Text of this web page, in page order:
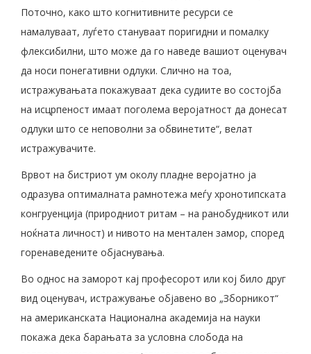
Поточно, како што когнитивните ресурси се
намалуваат, луѓето стануваат поригидни и помалку
флексибилни, што може да го наведе вашиот оценувач
да носи понегативни одлуки. Слично на тоа,
истражувањата покажуваат дека судиите во состојба
на исцрпеност имаат поголема веројатност да донесат
одлуки што се неповолни за обвинетите“, велат
истражувачите.
Врвот на бистриот ум околу пладне веројатно ја
одразува оптималната рамнотежа меѓу хронотипската
конгруенција (природниот ритам – на ранобудникот или
ноќната личност) и нивото на ментален замор, според
горенаведените објаснувања.
Во однос на заморот кај професорот или кој било друг
вид оценувач, истражување објавено во „Зборникот“
на американската Национална академија на науки
покажа дека барањата за условна слобода на